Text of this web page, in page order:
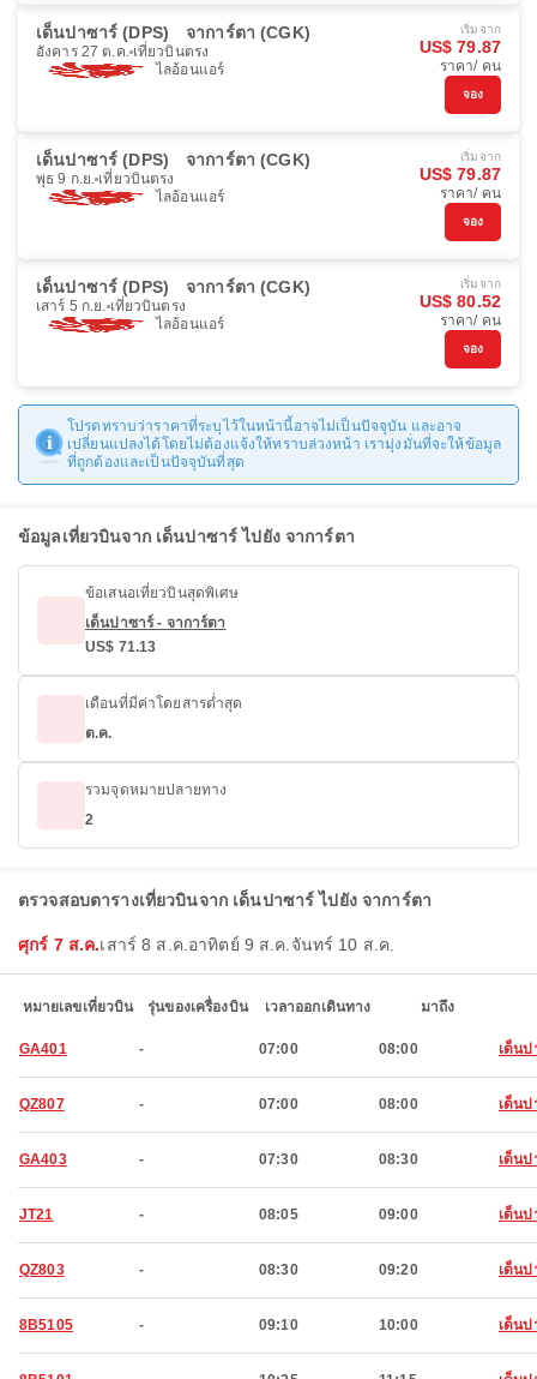
เด็นปาซาร์ (DPS) จาการ์ตา (CGK)
อังคาร 27 ต.ค. เที่ยวบินตรง
ไลอ้อนแอร์
เริ่มจาก
US$ 79.87
ราคา/ คน
จอง
เด็นปาซาร์ (DPS) จาการ์ตา (CGK)
พุธ 9 ก.ย. เที่ยวบินตรง
ไลอ้อนแอร์
เริ่มจาก
US$ 79.87
ราคา/ คน
จอง
เด็นปาซาร์ (DPS) จาการ์ตา (CGK)
เสาร์ 5 ก.ย. เที่ยวบินตรง
ไลอ้อนแอร์
เริ่มจาก
US$ 80.52
ราคา/ คน
จอง
โปรดทราบว่าราคาที่ระบุไว้ในหน้านี้อาจไม่เป็นปัจจุบัน และอาจ
เปลี่ยนแปลงได้โดยไม่ต้องแจ้งให้ทราบล่วงหน้า เรามุ่งมั่นที่จะให้ข้อมูล
ที่ถูกต้องและเป็นปัจจุบันที่สุด
ข้อมูลเที่ยวบินจาก เด็นปาซาร์ ไปยัง จาการ์ตา
ข้อเสนอเที่ยวบินสุดพิเศษ
เด็นปาซาร์ - จาการ์ตา
US$ 71.13
เดือนที่มีค่าโดยสารต่ำสุด
ต.ค.
รวมจุดหมายปลายทาง
2
ตรวจสอบตารางเที่ยวบินจาก เด็นปาซาร์ ไปยัง จาการ์ตา
ศุกร์ 7 ส.ค.เสาร์ 8 ส.ค. อาทิตย์ 9 ส.ค. จันทร์ 10 ส.ค.
หมายเลขเที่ยวบิน รุ่นของเครื่องบิน เวลาออกเดินทาง มาถึง
GA401 - 07:00 08:00 เด็นป
QZ807 - 07:00 08:00 เด็นป
GA403 - 07:30 08:30 เด็นป
JT21 - 08:05 09:00 เด็นป
QZ803 - 08:30 09:20 เด็นป
8B5105 - 09:10 10:00 เด็นป